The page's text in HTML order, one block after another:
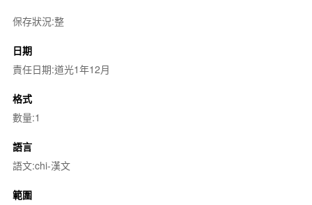
保存狀況:整
日期
責任日期:道光1年12月
格式
數量:1
語言
語文:chi-漢文
範圍